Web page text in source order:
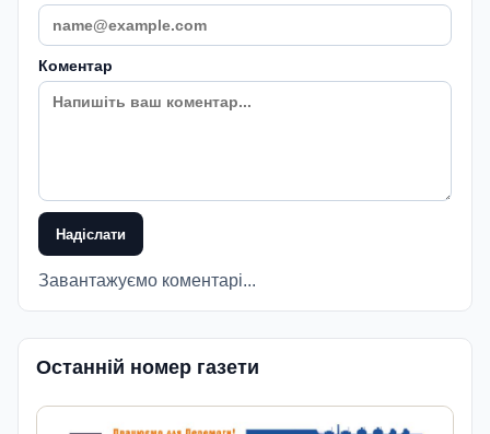
Коментар
Надіслати
Завантажуємо коментарі...
Останній номер газети